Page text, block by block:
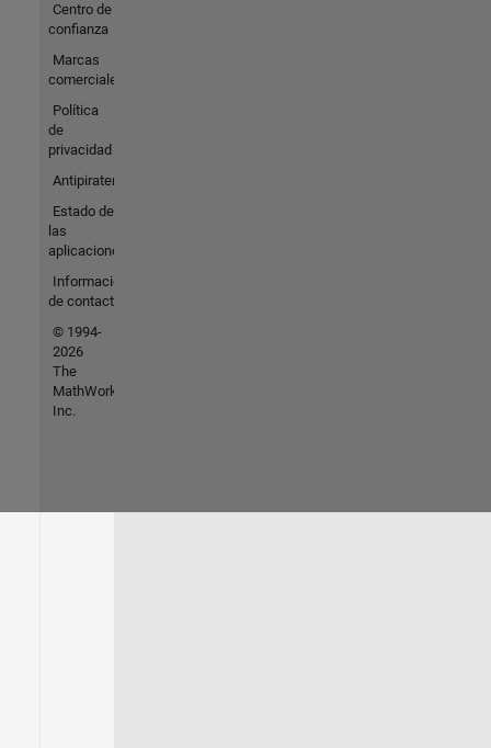
Centro de
confianza
Marcas
comerciales
Política
de
privacidad
Antipiratería
Estado de
las
aplicaciones
Información
de contacto
© 1994-
2026
The
MathWorks,
Inc.